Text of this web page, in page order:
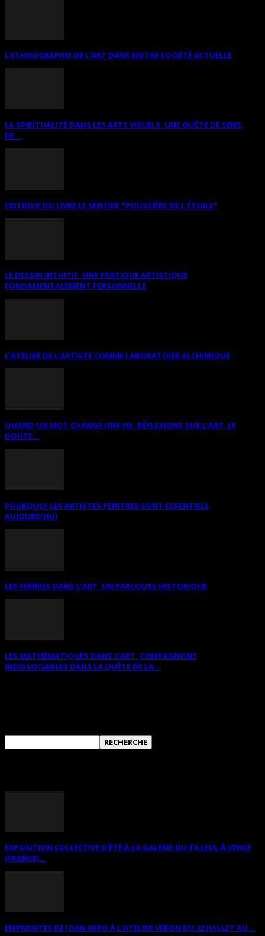
L’ETHNOGRAPHIE DE L’ART DANS NOTRE SOCIÉTÉ ACTUELLE
LA SPIRITUALITÉ DANS LES ARTS VISUELS: UNE QUÊTE DE SENS,
DE...
CRITIQUE DU LIVRE LE SENTIER *POUSSIÈRE DE L’ÉTOILE*
LE DESSIN INTUITIF. UNE PRATIQUE ARTISTIQUE
FONDAMENTALEMENT PERSONNELLE
L’ATELIER DE L’ARTISTE COMME LABORATOIRE ALCHIMIQUE
QUAND UN MOT CHANGE UNE VIE: RÉFLEXIONS SUR L’ART, LE
DOUTE...
POURQUOI LES ARTISTES PEINTRES SONT ESSENTIELS
AUJOURD’HUI
LES FEMMES DANS L’ART. UN PARCOURS HISTORIQUE
LES MATHÉMATIQUES DANS L’ART. COMPAGNONS
INDISSOCIABLES DANS LA QUÊTE DE LA...
EXPOSITION COLLECTIVE D’ÉTÉ À LA GALERIE DU TILLEUL À VENCE
(FRANCE)...
EMPREINTES DE JOAN MIRO À L’ATELIER VÉRON DU 22 JUILLET AU...